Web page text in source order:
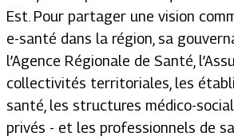
Est. Pour partager une vision
e-santé dans la région, sa
l’Agence Régionale de Santé,
collectivités territoriales, les
santé, les structures médico-
privés - et les professionnels de